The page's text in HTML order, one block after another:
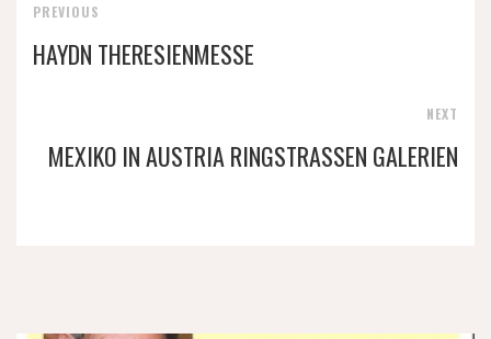
PREVIOUS
HAYDN THERESIENMESSE
NEXT
MEXIKO IN AUSTRIA RINGSTRASSEN GALERIEN